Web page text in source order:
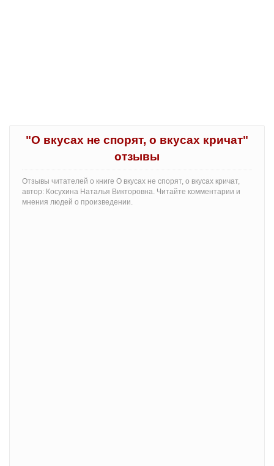
"О вкусах не спорят, о вкусах кричат"
отзывы
Отзывы читателей о книге О вкусах не спорят, о вкусах кричат,
автор: Косухина Наталья Викторовна. Читайте комментарии и
мнения людей о произведении.